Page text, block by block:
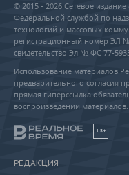
© 2015 - 2026 Сетевое
Федеральной службой по
технологий и массовых
регистрационный номер ЭЛ №
свидетельство Эл № ФС 77-
Использование материалов
предварительного согласия
прямая гиперссылка
воспроизведении материалов.
18+
РЕДАКЦИЯ